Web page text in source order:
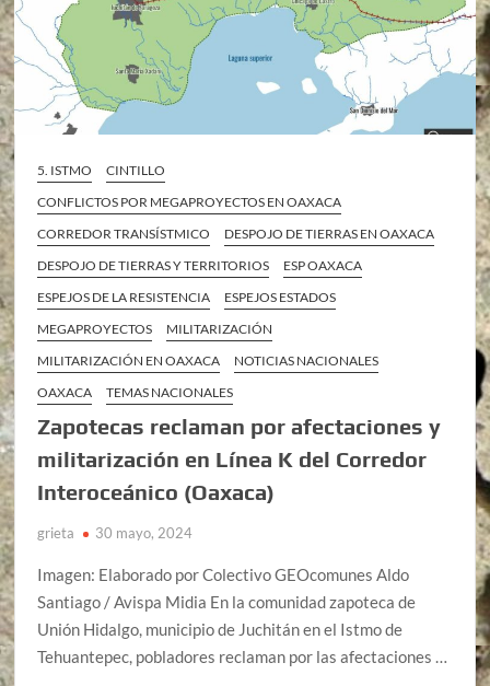
5. ISTMO
CINTILLO
CONFLICTOS POR MEGAPROYECTOS EN OAXACA
CORREDOR TRANSÍSTMICO
DESPOJO DE TIERRAS EN OAXACA
DESPOJO DE TIERRAS Y TERRITORIOS
ESP OAXACA
ESPEJOS DE LA RESISTENCIA
ESPEJOS ESTADOS
MEGAPROYECTOS
MILITARIZACIÓN
MILITARIZACIÓN EN OAXACA
NOTICIAS NACIONALES
OAXACA
TEMAS NACIONALES
Zapotecas reclaman por afectaciones y
militarización en Línea K del Corredor
Interoceánico (Oaxaca)
grieta 30 mayo, 2024
Imagen: Elaborado por Colectivo GEOcomunes Aldo
Santiago / Avispa Midia En la comunidad zapoteca de
Unión Hidalgo, municipio de Juchitán en el Istmo de
Tehuantepec, pobladores reclaman por las afectaciones …